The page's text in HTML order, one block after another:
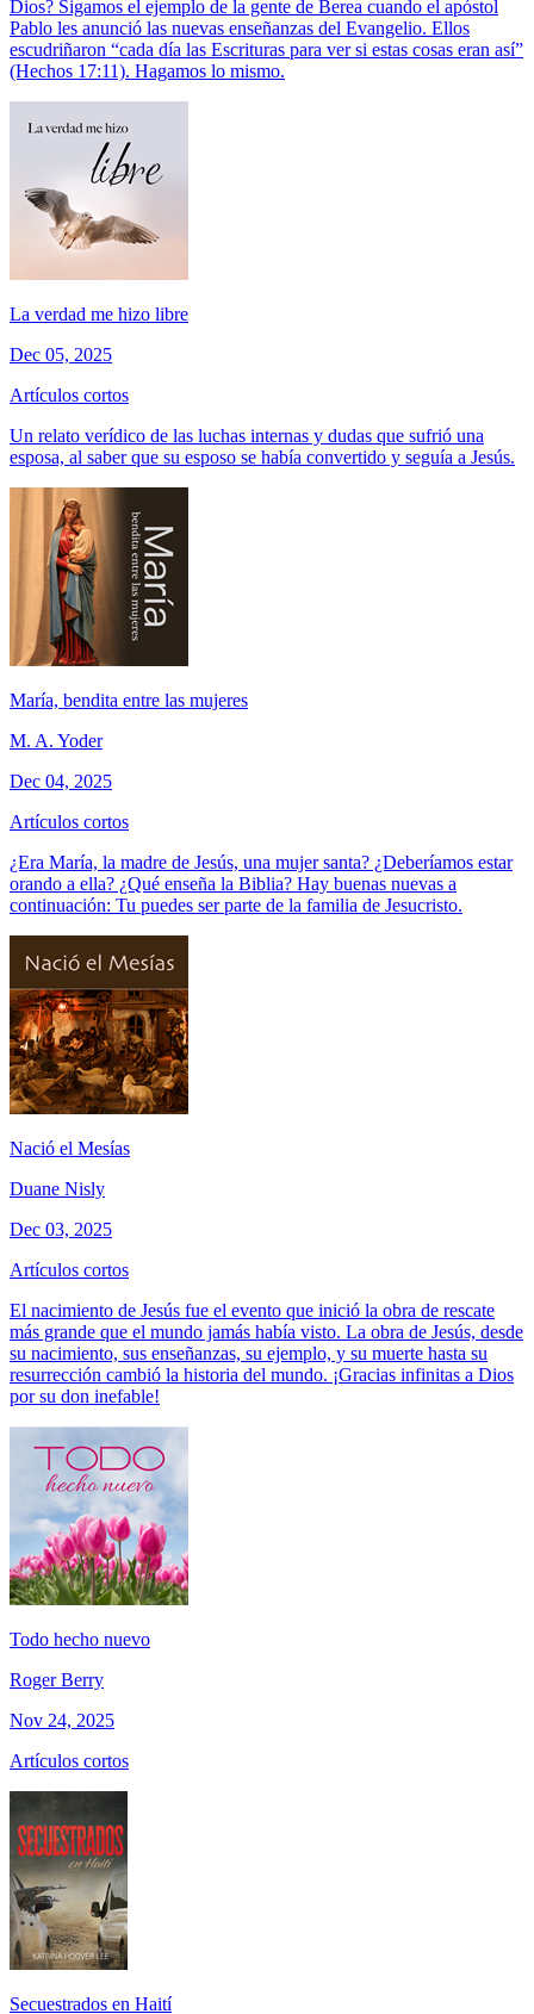
Dios? Sigamos el ejemplo de la gente de Berea cuando el apóstol
Pablo les anunció las nuevas enseñanzas del Evangelio. Ellos
escudriñaron “cada día las Escrituras para ver si estas cosas eran así”
(Hechos 17:11). Hagamos lo mismo.
La verdad me hizo libre
Dec 05, 2025
Artículos cortos
Un relato verídico de las luchas internas y dudas que sufrió una
esposa, al saber que su esposo se había convertido y seguía a Jesús.
María, bendita entre las mujeres
M. A. Yoder
Dec 04, 2025
Artículos cortos
¿Era María, la madre de Jesús, una mujer santa? ¿Deberíamos estar
orando a ella? ¿Qué enseña la Biblia? Hay buenas nuevas a
continuación: Tu puedes ser parte de la familia de Jesucristo.
Nació el Mesías
Duane Nisly
Dec 03, 2025
Artículos cortos
El nacimiento de Jesús fue el evento que inició la obra de rescate
más grande que el mundo jamás había visto. La obra de Jesús, desde
su nacimiento, sus enseñanzas, su ejemplo, y su muerte hasta su
resurrección cambió la historia del mundo. ¡Gracias infinitas a Dios
por su don inefable!
Todo hecho nuevo
Roger Berry
Nov 24, 2025
Artículos cortos
Secuestrados en Haití